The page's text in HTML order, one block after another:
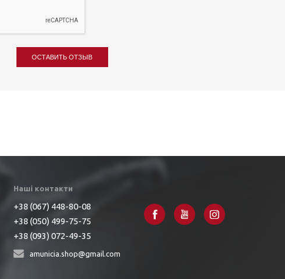
ОСТАВИТЬ ОТЗЫВ
Наші контакти
+38 (067) 448-80-08
+38 (050) 499-75-75
+38 (093) 072-49-35
amunicia.shop@gmail.com